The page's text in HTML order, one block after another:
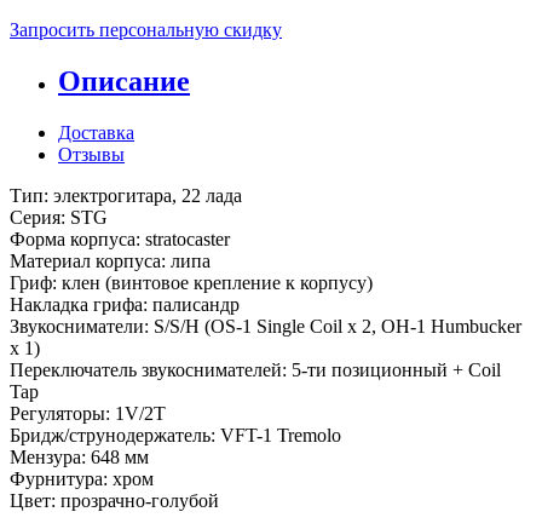
Запросить персональную скидку
Описание
Доставка
Отзывы
Тип: электрогитара, 22 лада
Серия: STG
Форма корпуса: stratocaster
Материал корпуса: липа
Гриф: клен (винтовое крепление к корпусу)
Накладка грифа: палисандр
Звукосниматели: S/S/H (OS-1 Single Coil x 2, OH-1 Humbucker
x 1)
Переключатель звукоснимателей: 5-ти позиционный + Coil
Tap
Регуляторы: 1V/2T
Бридж/струнодержатель: VFT-1 Tremolo
Мензура: 648 мм
Фурнитура: хром
Цвет: прозрачно-голубой